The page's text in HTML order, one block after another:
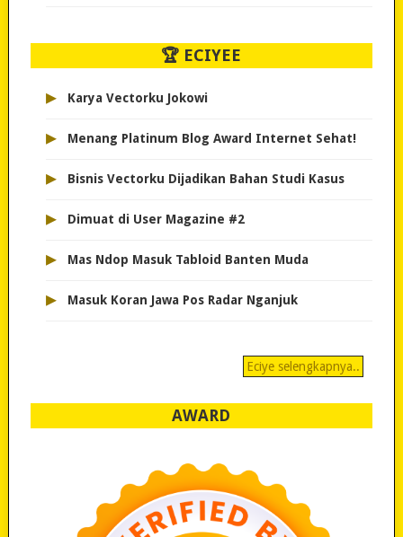
🏆 ECIYEE
▸ Karya Vectorku Jokowi
▸ Menang Platinum Blog Award Internet Sehat!
▸ Bisnis Vectorku Dijadikan Bahan Studi Kasus
▸ Dimuat di User Magazine #2
▸ Mas Ndop Masuk Tabloid Banten Muda
▸ Masuk Koran Jawa Pos Radar Nganjuk
Eciye selengkapnya..
AWARD